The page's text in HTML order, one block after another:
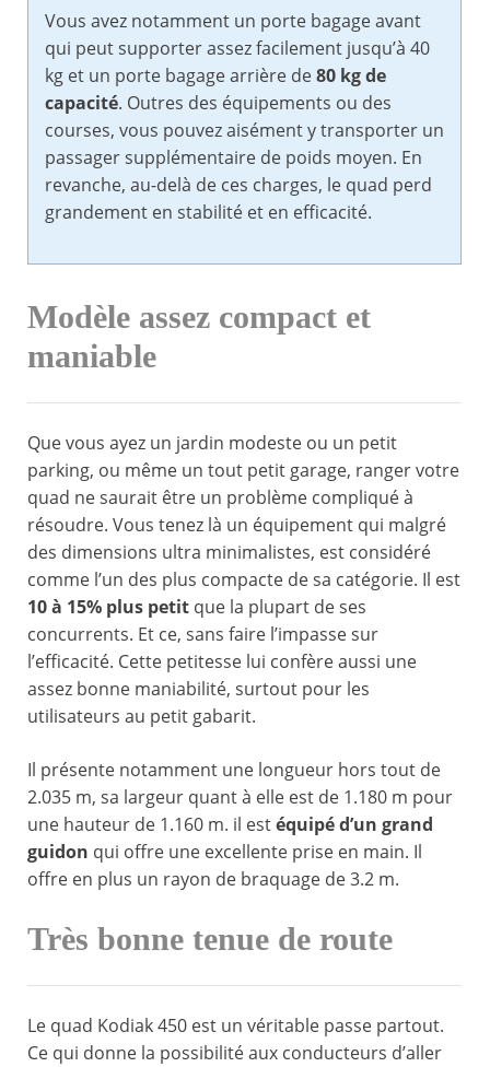
Vous avez notamment un porte bagage avant
qui peut supporter assez facilement jusqu’à 40
kg et un porte bagage arrière de80 kg de
capacité. Outres des équipements ou des
courses, vous pouvez aisément y transporter un
passager supplémentaire de poids moyen. En
revanche, au-delà de ces charges, le quad perd
grandement en stabilité et en efficacité.
Modèle assez compact et
maniable
Que vous ayez un jardin modeste ou un petit
parking, ou même un tout petit garage, ranger votre
quad ne saurait être un problème compliqué à
résoudre. Vous tenez là un équipement qui malgré
des dimensions ultra minimalistes, est considéré
comme l’un des plus compacte de sa catégorie. Il est
10 à 15% plus petit que la plupart de ses
concurrents. Et ce, sans faire l’impasse sur
l’efficacité. Cette petitesse lui confère aussi une
assez bonne maniabilité, surtout pour les
utilisateurs au petit gabarit.
Il présente notamment une longueur hors tout de
2.035 m, sa largeur quant à elle est de 1.180 m pour
une hauteur de 1.160 m. il estéquipé d’un grand
guidon qui offre une excellente prise en main. Il
offre en plus un rayon de braquage de 3.2 m.
Très bonne tenue de route
Le quad Kodiak 450 est un véritable passe partout.
Ce qui donne la possibilité aux conducteurs d’aller